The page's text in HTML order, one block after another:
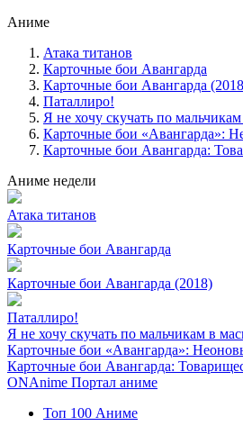
Аниме
Атака титанов
Карточные бои Авангарда
Карточные бои Авангарда
Паталлиро!
Я не хочу скучать по
Карточные бои «Авангарда»:
Карточные бои Авангарда:
Аниме недели
Атака титанов
Карточные бои Авангарда
Карточные бои Авангарда (2018)
Паталлиро!
Я не хочу скучать по мальчикам в
Карточные бои «Авангарда»:
Карточные бои Авангарда:
ONAnime Портал аниме
Топ 100 Аниме